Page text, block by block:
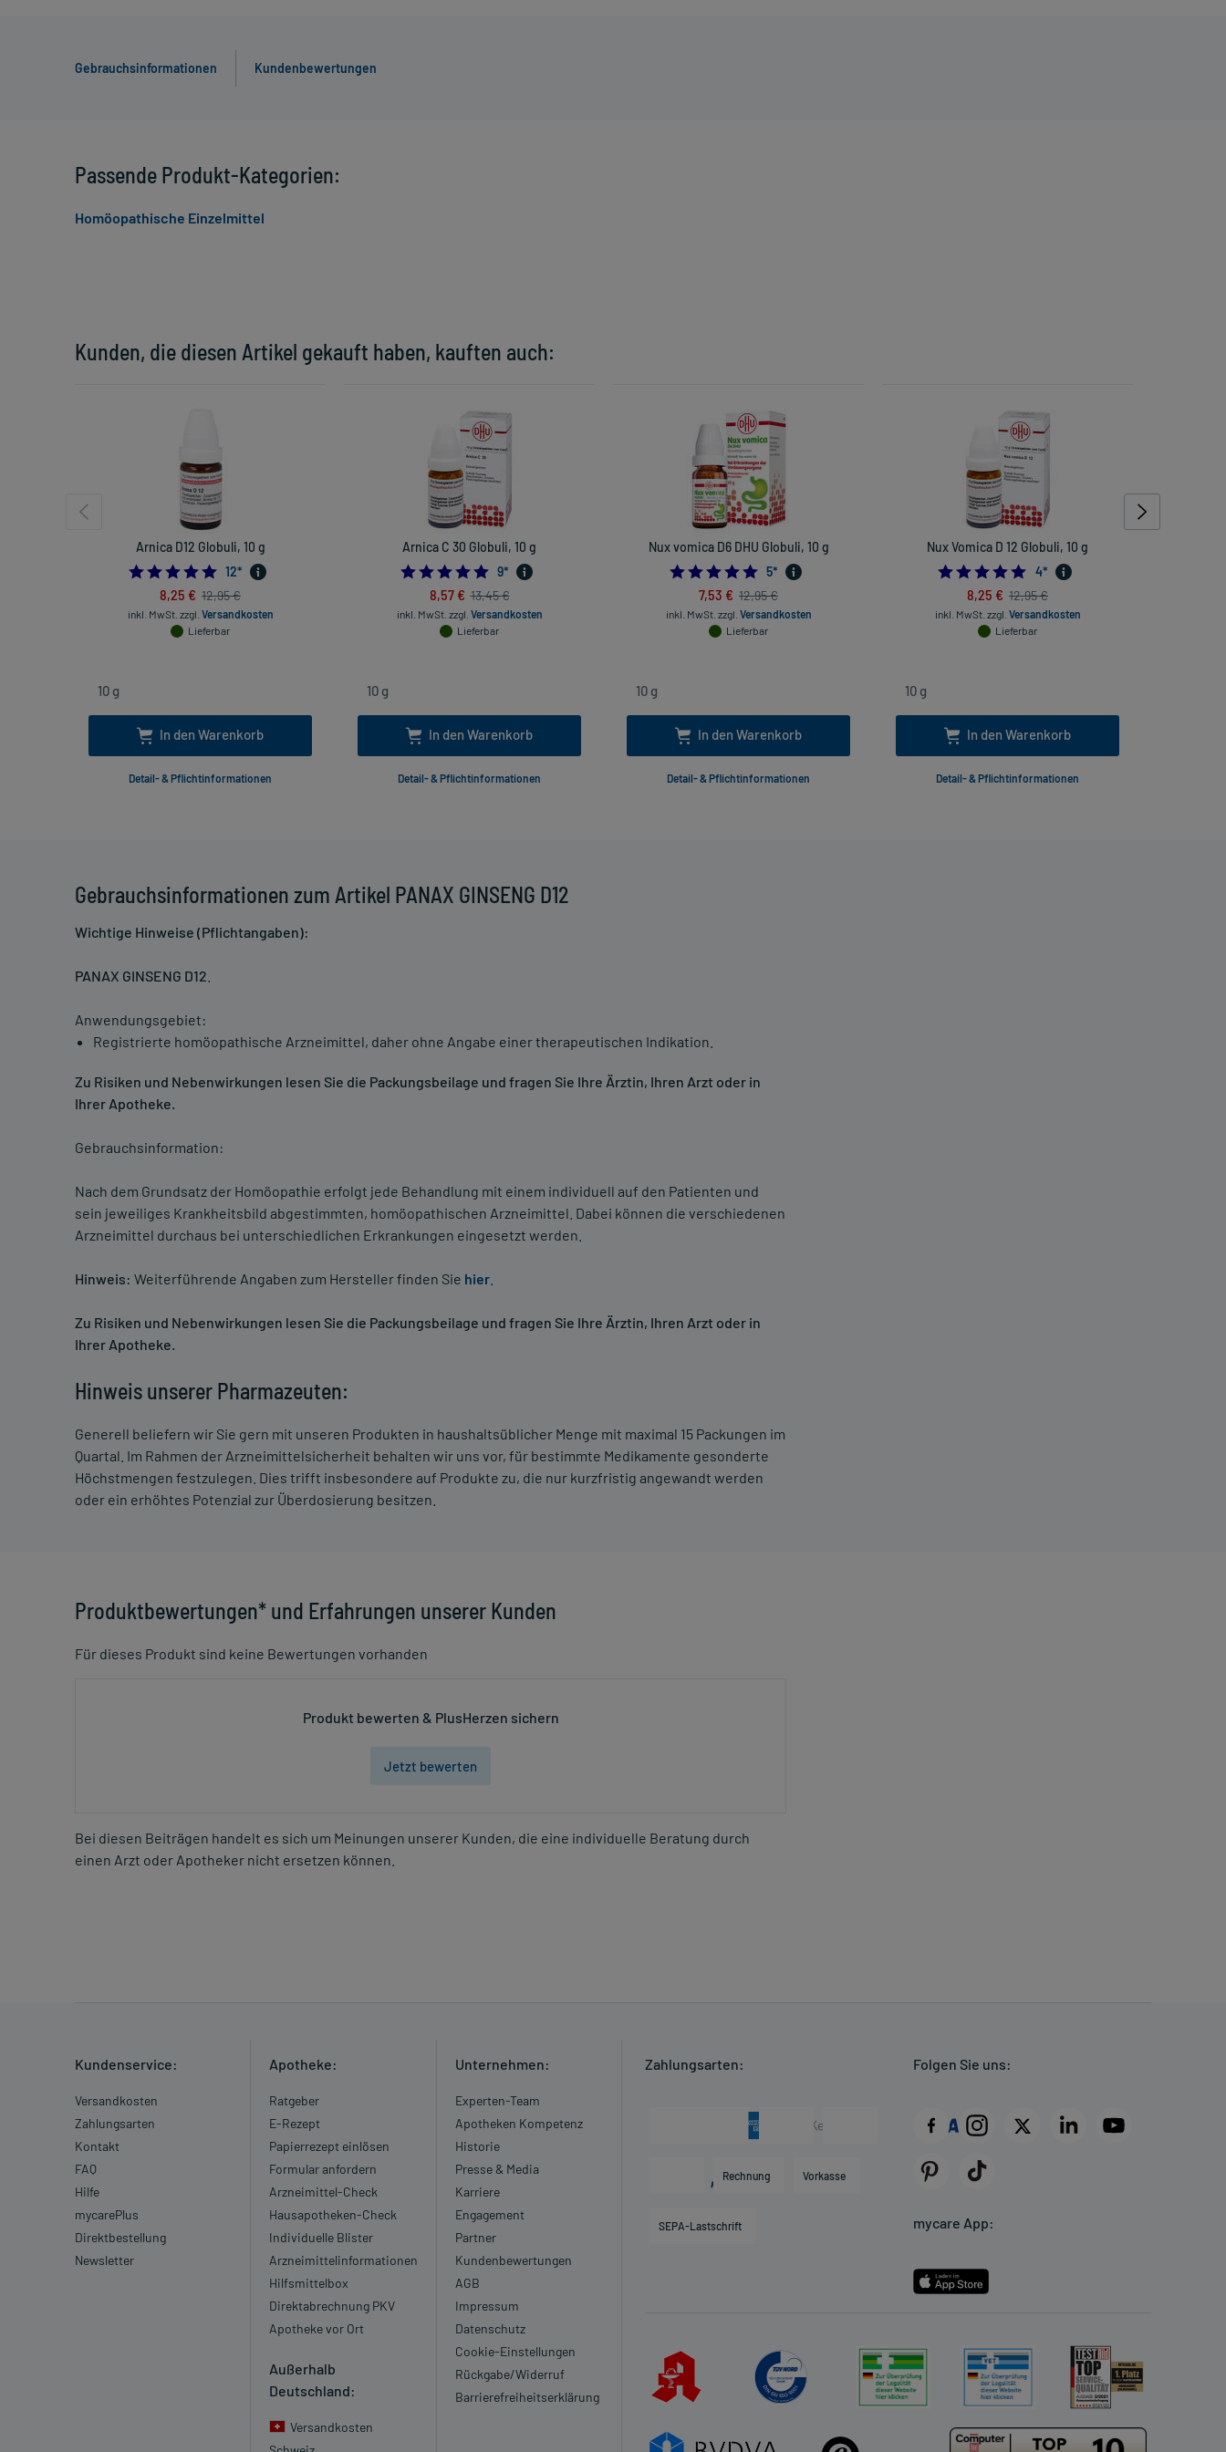
Gebrauchsinformationen Kundenbewertungen
Gebrauchsinformationen zum Artikel PANAX GINSENG D12
Wichtige Hinweise (Pflichtangaben):
PANAX GINSENG D12
Anwendungsgebiet:
Registrierte homöopathische Arzneimittel, daher ohne Angabe einer therapeutischen Indikation.
Zu Risiken und Nebenwirkungen lesen Sie die Packungsbeilage und fragen Sie Ihre Ärztin, Ihren Arzt oder in
Ihrer Apotheke.
Gebrauchsinformation:
Nach dem Grundsatz der Homöopathie erfolgt jede Behandlung mit einem individuell auf den Patienten und
sein jeweiliges Krankheitsbild abgestimmten, homöopathischen Arzneimittel. Dabei können die verschiedenen
Arzneimittel durchaus bei unterschiedlichen Erkrankungen eingesetzt werden.
Hinweis: Weiterführende Angaben zum Hersteller finden Sie hier
Zu Risiken und Nebenwirkungen lesen Sie die Packungsbeilage und fragen Sie Ihre Ärztin, Ihren Arzt oder in
Ihrer Apotheke.
Hinweis unserer Pharmazeuten:
Generell beliefern wir Sie gern mit unseren Produkten in haushaltsüblicher Menge mit maximal 15 Packungen im
Quartal. Im Rahmen der Arzneimittelsicherheit behalten wir uns vor, für bestimmte Medikamente gesonderte
Höchstmengen festzulegen. Dies trifft insbesondere auf Produkte zu, die nur kurzfristig angewandt werden
oder ein erhöhtes Potenzial zur Überdosierung besitzen.
Produktbewertungen* und Erfahrungen unserer Kunden
Für dieses Produkt sind keine Bewertungen vorhanden
Produkt bewerten & PlusHerzen sichern
Jetzt bewerten
Bei diesen Beiträgen handelt es sich um Meinungen unserer Kunden, die eine individuelle Beratung durch
einen Arzt oder Apotheker nicht ersetzen können.
Kunden, die diesen Artikel gekauft haben, kauften auch:
Arnica D12 Globuli, 10 g
5.0
12*
8,25 € 12,95 €
inkl. MwSt. zzgl. Versandkosten
Lieferbar
In den Warenkorb
Detail- & Pflichtinformationen
Arnica C 30 Globuli, 10 g
4.888888888888889
9*
8,57 € 13,45 €
inkl. MwSt. zzgl. Versandkosten
Lieferbar
In den Warenkorb
Detail- & Pflichtinformationen
Nux vomica D6 DHU Globuli, 10 g
5.0
5*
7,53 € 12,95 €
inkl. MwSt. zzgl. Versandkosten
Lieferbar
In den Warenkorb
Detail- & Pflichtinformationen
Nux Vomica D 12 Globuli, 10 g
4.75
4*
8,25 € 12,95 €
inkl. MwSt. zzgl. Versandkosten
Lieferbar
In den Warenkorb
Detail- & Pflichtinformationen
Passende Produkt-Kategorien:
Homöopathische Einzelmittel
Kundenservice:
Versandkosten
Zahlungsarten
Kontakt
FAQ
Hilfe
mycarePlus
Direktbestellung
Newsletter
Apotheke:
Ratgeber
E-Rezept
Papierrezept einlösen
Formular anfordern
Arzneimittel-Check
Hausapotheken-Check
Individuelle Blister
Arzneimittelinformationen
Hilfsmittelbox
Direktabrechnung PKV
Apotheke vor Ort
Außerhalb
Deutschland:
Versandkosten
Unternehmen:
Experten-Team
Apotheken Kompetenz
Historie
Presse & Media
Karriere
Engagement
Partner
Kundenbewertungen
AGB
Impressum
Datenschutz
Cookie-Einstellungen
Rückgabe/Widerruf
Barrierefreiheitserklärung
Zahlungsarten:
Rechnung Vorkasse
SEPA-Lastschrift
Folgen Sie uns:
mycare App: